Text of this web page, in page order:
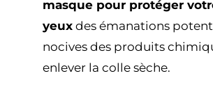
masque pour protéger
yeux des émanations
nocives des produits
enlever la colle sèche.